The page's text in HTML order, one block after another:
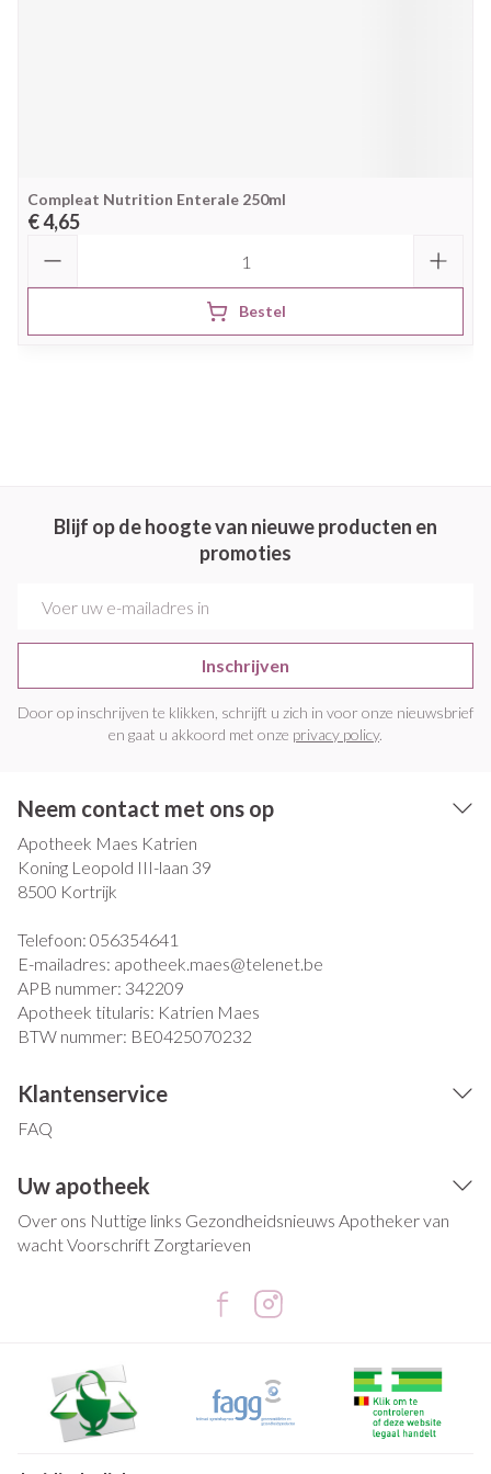
Compleat Nutrition Enterale 250ml
€ 4,65
Bestel
Blijf op de hoogte van nieuwe producten en
promoties
Inschrijven
Door op inschrijven te klikken, schrijft u zich in voor onze nieuwsbrief
en gaat u akkoord met onze privacy policy.
Neem contact met ons op
Apotheek Maes Katrien
Koning Leopold III-laan 39
8500 Kortrijk
Telefoon: 056354641
E-mailadres: apotheek.maes@telenet.be
APB nummer: 342209
Apotheek titularis: Katrien Maes
BTW nummer: BE0425070232
Klantenservice
FAQ
Uw apotheek
Over ons Nuttige links Gezondheidsnieuws Apotheker van
wachtVoorschrift Zorgtarieven